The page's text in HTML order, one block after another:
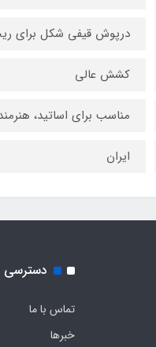
درپوش قیفی شکل برای
کشش عالی
مناسب برای اساتید،
ایران
دسترسی
تماس با ما
خبرها